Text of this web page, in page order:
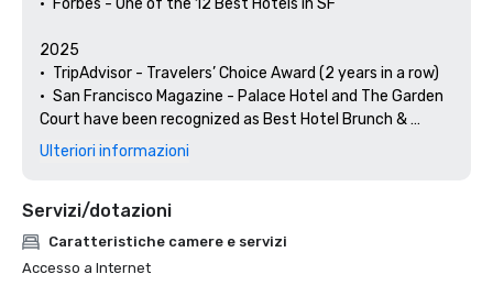
•	Forbes - One of the 12 Best Hotels in SF
2025
•	TripAdvisor - Travelers’ Choice Award (2 years in a row)
•	San Francisco Magazine - Palace Hotel and The Garden
Court have been recognized as Best Hotel Brunch &
Setting
•	Thrillist - Best Things to Do in San Francisco for an Arts
and Culture Lover
Ulteriori informazioni
Servizi/dotazioni
Caratteristiche camere e servizi
Accesso a Internet